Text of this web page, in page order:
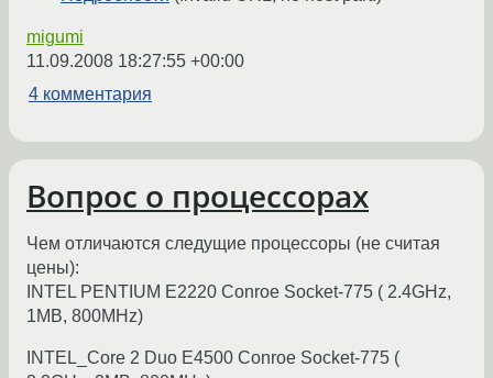
migumi
11.09.2008 18:27:55 +00:00
4 комментария
Вопрос о процессорах
Чем отличаются следущие процессоры (не считая
цены):
INTEL PENTIUM E2220 Conroe Socket-775 ( 2.4GHz,
1MB, 800MHz)
INTEL_Core 2 Duo E4500 Conroe Socket-775 (